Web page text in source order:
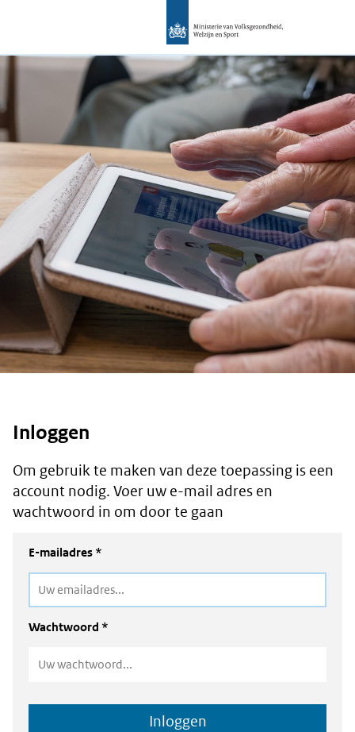
Inloggen
Om gebruik te maken van deze toepassing is een
account nodig. Voer uw e-mail adres en
wachtwoord in om door te gaan
E-mailadres *
Wachtwoord *
Inloggen